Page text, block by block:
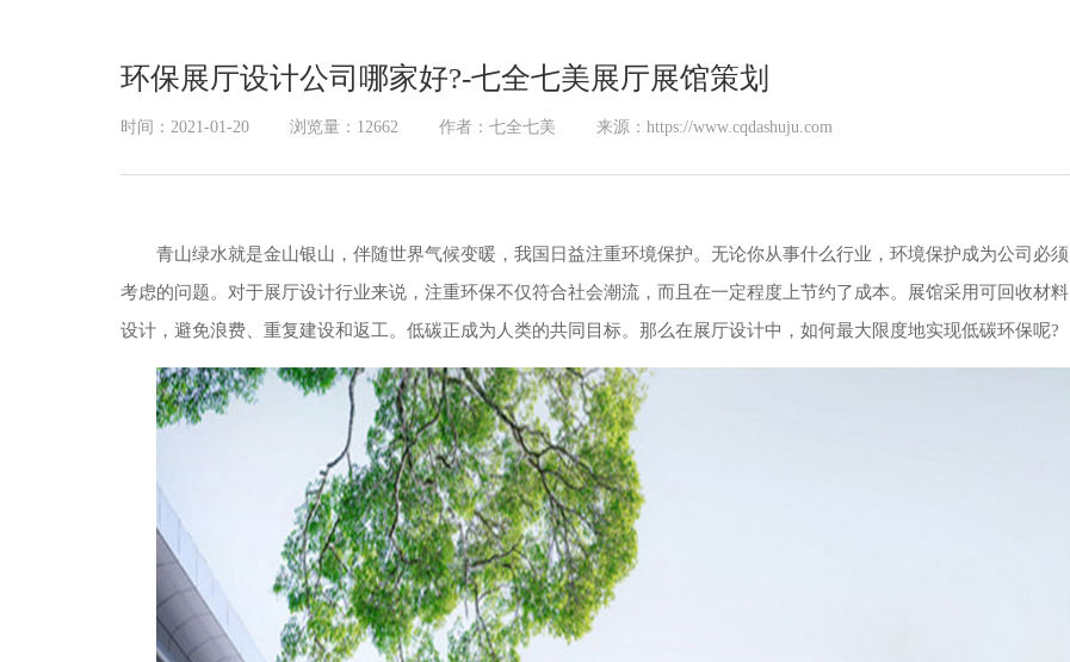
环保展厅设计公司哪家好?-七全七美展厅展馆策划
时间：2021-01-20 浏览量：12662 作者：七全七美 来源：https://www.cqdashuju.com
青山绿水就是金山银山，伴随世界气候变暖，我国日益注重环境保护。无论你从事什么行业，环境保护成为公司必须
考虑的问题。对于展厅设计行业来说，注重环保不仅符合社会潮流，而且在一定程度上节约了成本。展馆采用可回收材料
设计，避免浪费、重复建设和返工。低碳正成为人类的共同目标。那么在展厅设计中，如何最大限度地实现低碳环保呢?